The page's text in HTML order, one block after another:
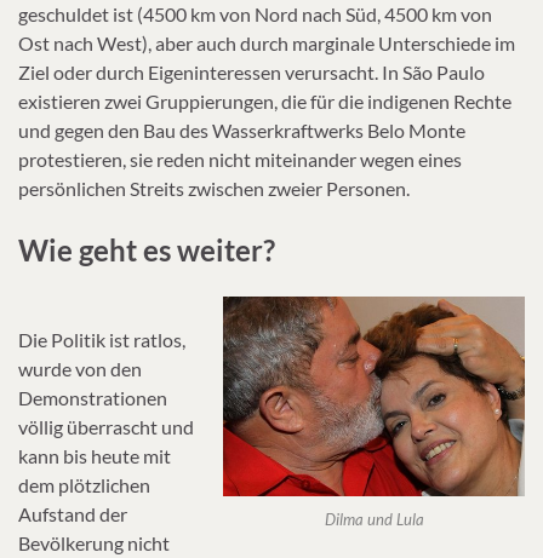
geschuldet ist (4500 km von Nord nach Süd, 4500 km von
Ost nach West), aber auch durch marginale Unterschiede im
Ziel oder durch Eigeninteressen verursacht. In São Paulo
existieren zwei Gruppierungen, die für die indigenen Rechte
und gegen den Bau des Wasserkraftwerks Belo Monte
protestieren, sie reden nicht miteinander wegen eines
persönlichen Streits zwischen zweier Personen.
Wie geht es weiter?
Dilma und Lula
Die Politik ist ratlos,
wurde von den
Demonstrationen
völlig überrascht und
kann bis heute mit
dem plötzlichen
Aufstand der
Bevölkerung nicht